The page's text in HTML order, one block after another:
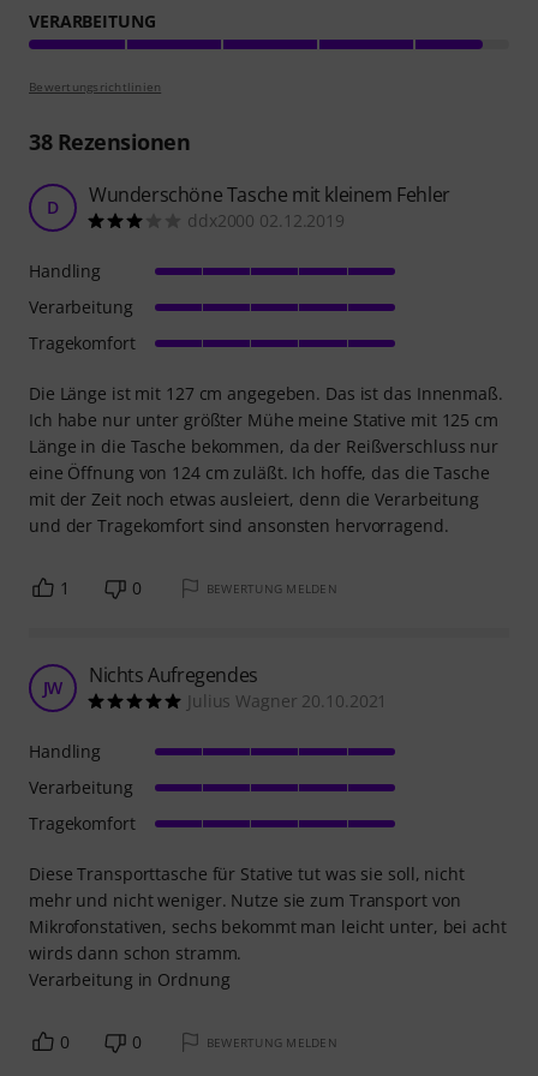
VERARBEITUNG
Bewertungsrichtlinien
38Rezensionen
D Wunderschöne Tasche mit kleinem Fehler
ddx2000 02.12.2019
Die Länge ist mit 127 cm angegeben. Das ist das Innenmaß.
Ich habe nur unter größter Mühe meine Stative mit 125 cm
Länge in die Tasche bekommen, da der Reißverschluss nur
eine Öffnung von 124 cm zuläßt. Ich hoffe, das die Tasche
mit der Zeit noch etwas ausleiert, denn die Verarbeitung
und der Tragekomfort sind ansonsten hervorragend.
Handling
Verarbeitung
Tragekomfort
1 0 BEWERTUNG MELDEN
JW Nichts Aufregendes
Julius Wagner 20.10.2021
Diese Transporttasche für Stative tut was sie soll, nicht
mehr und nicht weniger. Nutze sie zum Transport von
Mikrofonstativen, sechs bekommt man leicht unter, bei acht
wirds dann schon stramm.
Verarbeitung in Ordnung
Handling
Verarbeitung
Tragekomfort
0 0 BEWERTUNG MELDEN